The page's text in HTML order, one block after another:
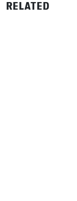
RELATED